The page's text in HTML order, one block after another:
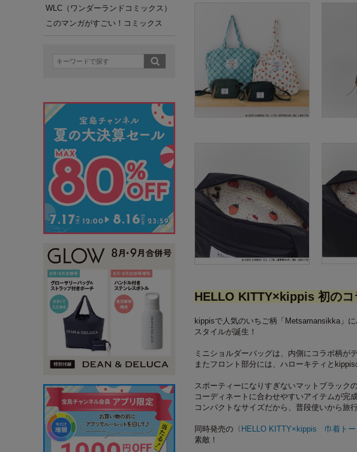
WLC（ワンダーランドコミックス）
このマンガがすごい！コミックス
HELLO KITTY×kippis 初のコ
kippisで人気のいちご柄「Metsamansikka」
スタイルが誕生！
ミニショルダーバッグは、内側にコラボ柄が
またフロント部分には、ハローキティと
スポーティーになりすぎないマットブラック
コーディネートに合わせやすいアイテムが完成
コンパクトなサイズだから、普段使いから旅
同時発売の〈 HELLO KITTY×kippis 巾着ト
素敵！